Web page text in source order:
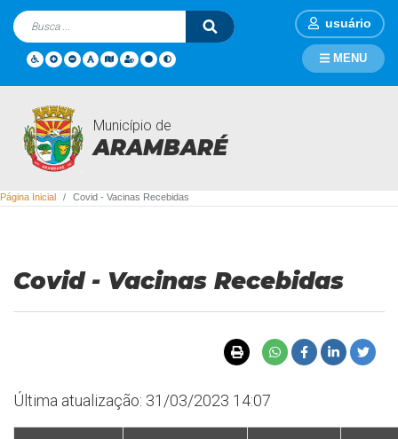
usuário
Município de
ARAMBARÉ
MENU
Covid - Vacinas Recebidas
Página Inicial Covid - Vacinas Recebidas
Covid - Vacinas Recebidas
Última atualização: 31/03/2023 14:07